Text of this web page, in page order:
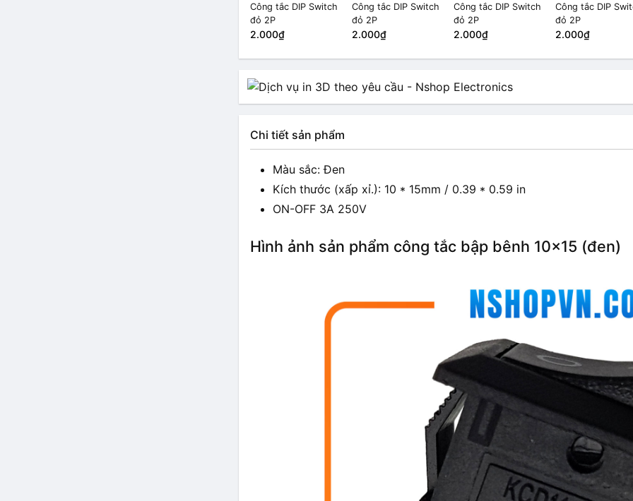
Công tắc DIP Switch
đỏ 2P
2.000₫
Công tắc DIP Switch
đỏ 2P
2.000₫
Công tắc DIP Switch
đỏ 2P
2.000₫
Công tắc DIP
đỏ 2P
2.000₫
Chi tiết sản phẩm
Màu sắc: Đen
Kích thước (xấp xỉ.): 10 * 15mm / 0.39 * 0.59 in
ON-OFF 3A 250V
Hình ảnh sản phẩm công tắc bập bênh 10×15 (đen)